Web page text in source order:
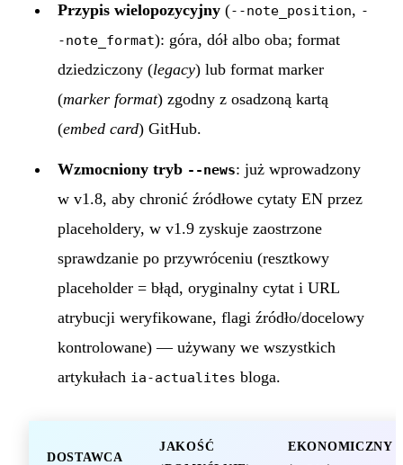
Przypis wielopozycyjny (--note_position, -
-note_format): góra, dół albo oba; format
dziedziczony (legacy) lub format marker
(marker format) zgodny z osadzoną kartą
(embed card) GitHub.
Wzmocniony tryb --news: już wprowadzony
w v1.8, aby chronić źródłowe cytaty EN przez
placeholdery, w v1.9 zyskuje zaostrzone
sprawdzanie po przywróceniu (resztkowy
placeholder = błąd, oryginalny cytat i URL
atrybucji weryfikowane, flagi źródło/docelowy
kontrolowane) — używany we wszystkich
artykułach ia-actualites bloga.
DOSTAWCA
JAKOŚĆ
EKONOMICZNY